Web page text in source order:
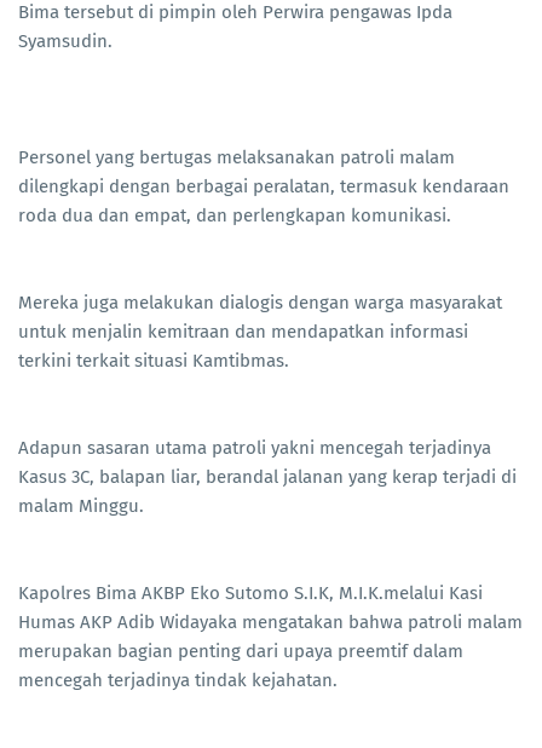
Bima tersebut di pimpin oleh Perwira pengawas Ipda
Syamsudin.
Personel yang bertugas melaksanakan patroli malam
dilengkapi dengan berbagai peralatan, termasuk kendaraan
roda dua dan empat, dan perlengkapan komunikasi.
Mereka juga melakukan dialogis dengan warga masyarakat
untuk menjalin kemitraan dan mendapatkan informasi
terkini terkait situasi Kamtibmas.
Adapun sasaran utama patroli yakni mencegah terjadinya
Kasus 3C, balapan liar, berandal jalanan yang kerap terjadi di
malam Minggu.
Kapolres Bima AKBP Eko Sutomo S.I.K, M.I.K.melalui Kasi
Humas AKP Adib Widayaka mengatakan bahwa patroli malam
merupakan bagian penting dari upaya preemtif dalam
mencegah terjadinya tindak kejahatan.